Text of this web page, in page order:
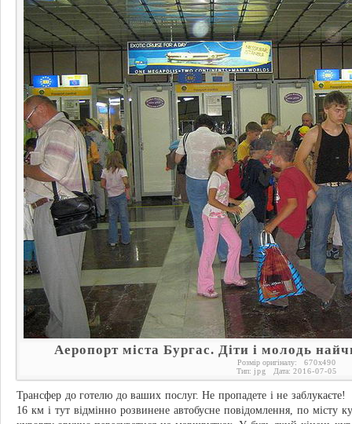
Аеропорт міста Бургас. Діти і молодь
Розмір оригіналу: 670x490
Тип: jpg Дата: 2016-07-05
Трансфер до готелю до ваших послуг. Не пропадете і не
16 км і тут відмінно розвинене автобусне повідомлення, по місту